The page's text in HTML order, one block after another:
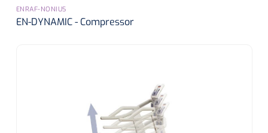
ENRAF-NONIUS
EN-DYNAMIC - Compressor